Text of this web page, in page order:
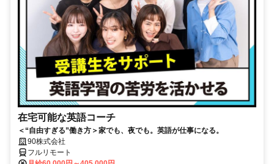
在宅可能な英語コーチ
＜“自由すぎる”働き方＞家でも、夜でも。英語が仕事になる。
90株式会社
フルリモート